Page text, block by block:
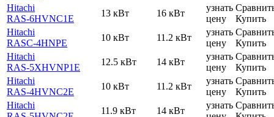
Hitachi
RAS-6HVNC1E
13 кВт 16 кВт
узнать
цену
Купить
Hitachi
RASC-4HNPE
10 кВт 11.2 кВт
узнать
цену
Купить
Hitachi
RAS-5XHVNP1E
12.5 кВт 14 кВт
узнать
цену
Купить
Hitachi
RAS-4HVNC2E
10 кВт 11.2 кВт
узнать
цену
Купить
Hitachi
11.9 кВт 14 кВт
узнать